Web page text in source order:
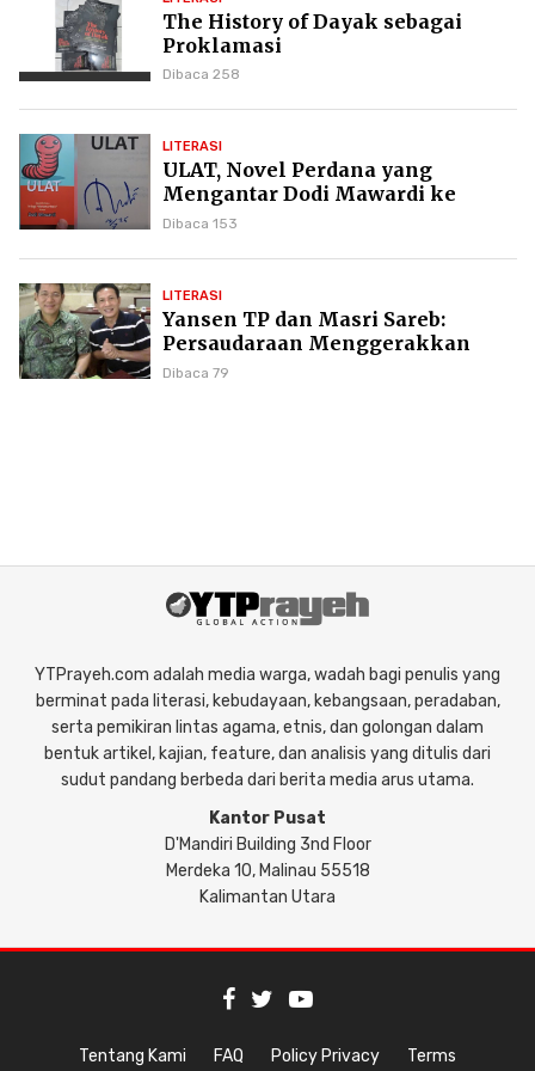
The History of Dayak sebagai
Proklamasi
Dibaca 258
LITERASI
ULAT, Novel Perdana yang
Mengantar Dodi Mawardi ke
Puncak Karier Kepenulisan
Dibaca 153
LITERASI
Yansen TP dan Masri Sareb:
Persaudaraan Menggerakkan
Literasi Borneo
Dibaca 79
YTPrayeh.com adalah media warga, wadah bagi penulis yang
berminat pada literasi, kebudayaan, kebangsaan, peradaban,
serta pemikiran lintas agama, etnis, dan golongan dalam
bentuk artikel, kajian, feature, dan analisis yang ditulis dari
sudut pandang berbeda dari berita media arus utama.
Kantor Pusat
D'Mandiri Building 3nd Floor
Merdeka 10, Malinau 55518
Kalimantan Utara
Tentang Kami FAQ Policy Privacy Terms